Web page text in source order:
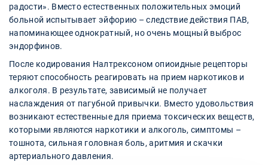
радости». Вместо естественных положительных эмоций
больной испытывает эйфорию – следствие действия ПАВ,
напоминающее однократный, но очень мощный выброс
эндорфинов.
После кодирования Налтрексоном опиоидные рецепторы
теряют способность реагировать на прием наркотиков и
алкоголя. В результате, зависимый не получает
наслаждения от пагубной привычки. Вместо удовольствия
возникают естественные для приема токсических веществ,
которыми являются наркотики и алкоголь, симптомы –
тошнота, сильная головная боль, аритмия и скачки
артериального давления.